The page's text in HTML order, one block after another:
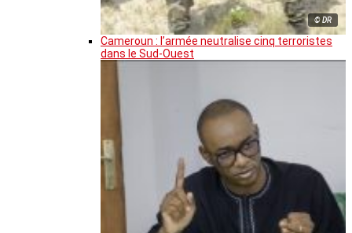
© DR
Cameroun : l’armée neutralise cinq terroristes
dans le Sud-Ouest